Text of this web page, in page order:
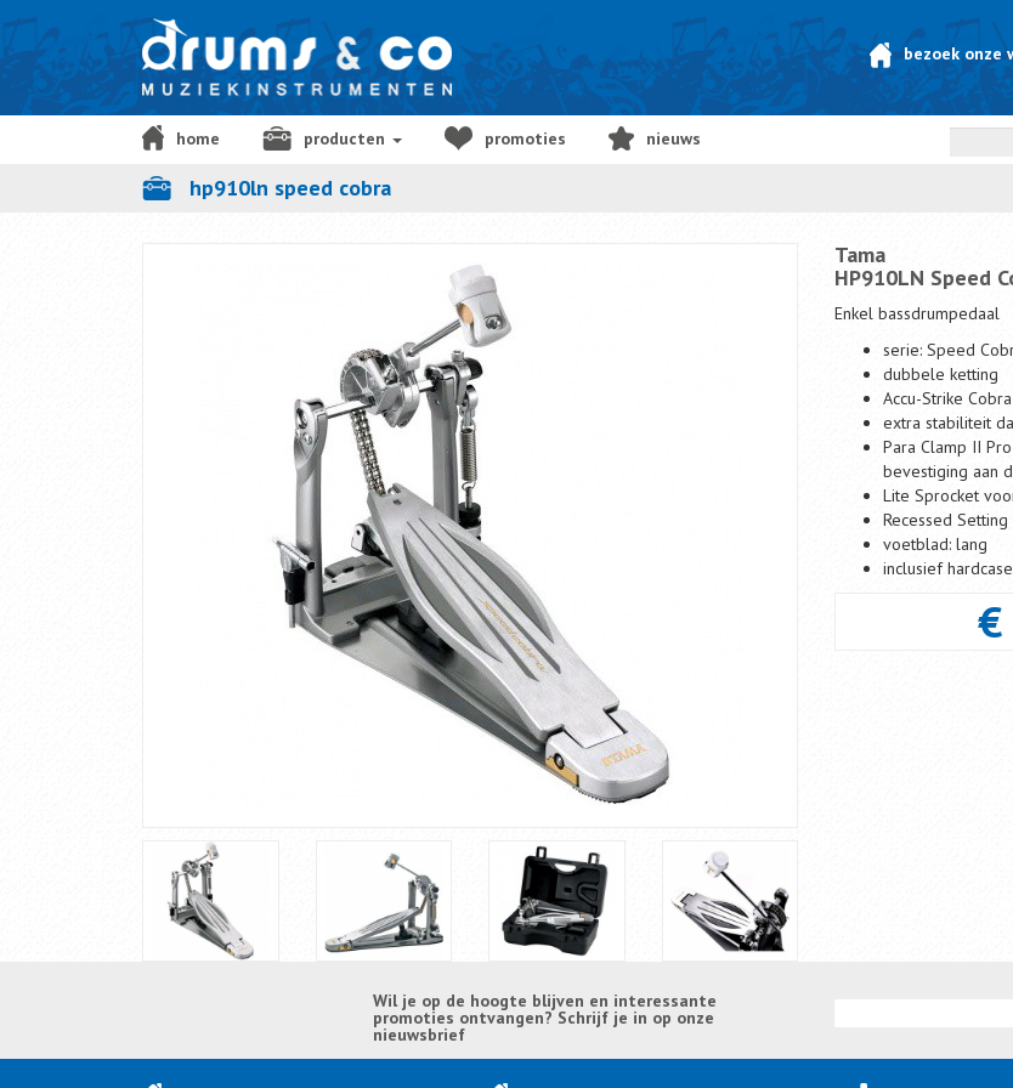
bezoek onze
home producten promoties nieuws
cadeaubon
hp910ln speed cobra
Tama
HP910LN Speed
Enkel bassdrumpedaal
serie: Speed
dubbele ketting
Accu-Strike
extra stabiliteit
Para Clamp II
bevestiging aan
Lite Sprocket
Recessed
voetblad: lang
inclusief hardcase
€
Wil je op de hoogte blijven en interessante
promoties ontvangen? Schrijf je in op onze
nieuwsbrief